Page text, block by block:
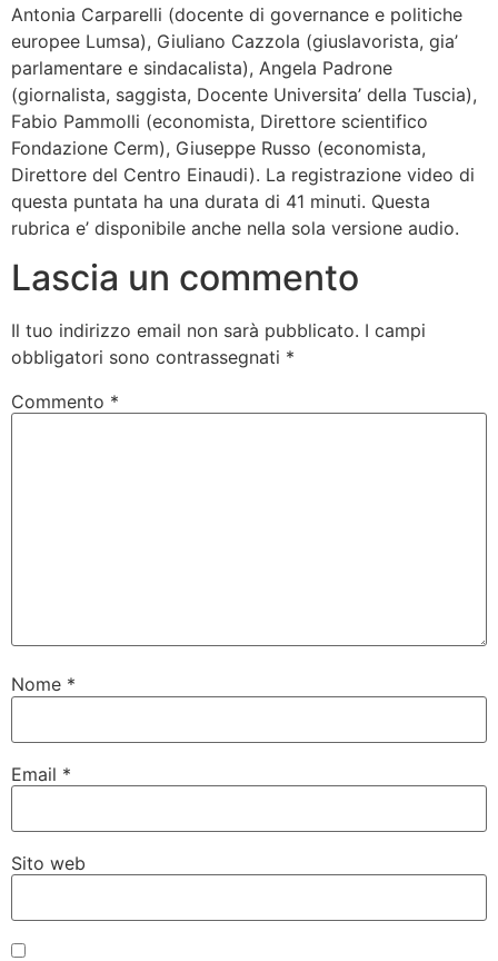
Antonia Carparelli (docente di governance e politiche
europee Lumsa), Giuliano Cazzola (giuslavorista, gia’
parlamentare e sindacalista), Angela Padrone
(giornalista, saggista, Docente Universita’ della Tuscia),
Fabio Pammolli (economista, Direttore scientifico
Fondazione Cerm), Giuseppe Russo (economista,
Direttore del Centro Einaudi). La registrazione video di
questa puntata ha una durata di 41 minuti. Questa
rubrica e’ disponibile anche nella sola versione audio.
Lascia un commento
Il tuo indirizzo email non sarà pubblicato. I campi
obbligatori sono contrassegnati *
Commento *
Nome *
Email *
Sito web